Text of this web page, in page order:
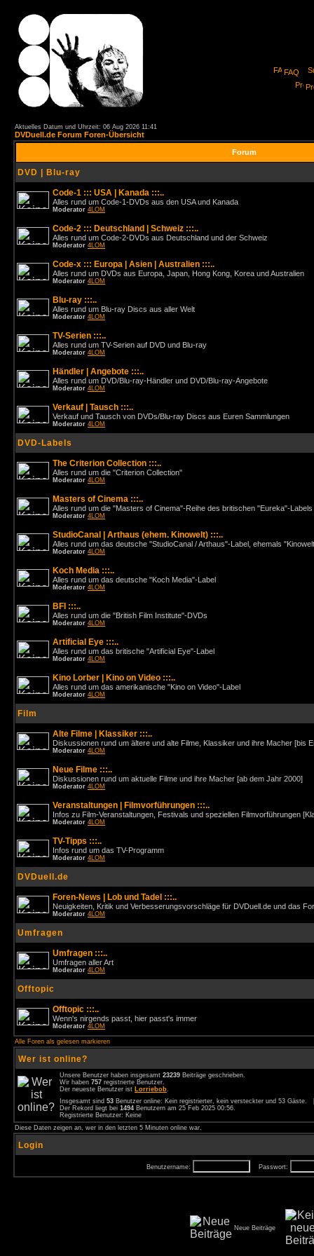
FAQ
Aktuelles Datum und Uhrzeit: 06 Aug 2026 11:41
DVDuell.de Forum Foren-Übersicht
Forum
DVD | Blu-ray
Code-1 ::: USA | Kanada :::..
Alles rund um Code-1-DVDs aus den USA und Kanada
Moderator 4LOM
Code-2 ::: Deutschland | Schweiz :::..
Alles rund um Code-2-DVDs aus Deutschland und der Schweiz
Moderator 4LOM
Code-x ::: Europa | Asien | Australien :::..
Alles rund um DVDs aus Europa, Japan, Hong Kong, Korea und Australien
Moderator 4LOM
Blu-ray :::..
Alles rund um Blu-ray Discs aus aller Welt
Moderator 4LOM
TV-Serien :::..
Alles rund um TV-Serien auf DVD und Blu-ray
Moderator 4LOM
Händler | Angebote :::..
Alles rund um DVD/Blu-ray-Händler und DVD/Blu-ray-Angebote
Moderator 4LOM
Verkauf | Tausch :::..
Verkauf und Tausch von DVDs/Blu-ray Discs aus Euren Sammlungen
Moderator 4LOM
DVD-Labels
The Criterion Collection :::..
Alles rund um die "Criterion Collection"
Moderator 4LOM
Masters of Cinema :::..
Alles rund um die "Masters of Cinema"-Reihe des britischen "Eureka"-Labels
Moderator 4LOM
StudioCanal | Arthaus (ehem. Kinowelt) :::..
Alles rund um das deutsche "StudioCanal / Arthaus"-Label, ehemals
Moderator 4LOM
Koch Media :::..
Alles rund um das deutsche "Koch Media"-Label
Moderator 4LOM
BFI :::..
Alles rund um die "British Film Institute"-DVDs
Moderator 4LOM
Artificial Eye :::..
Alles rund um das britische "Artificial Eye"-Label
Moderator 4LOM
Kino Lorber | Kino on Video :::..
Alles rund um das amerikanische "Kino on Video"-Label
Moderator 4LOM
Film
Alte Filme | Klassiker :::..
Diskussionen rund um ältere und alte Filme, Klassiker und ihre Macher [bis
Moderator 4LOM
Neue Filme :::..
Diskussionen rund um aktuelle Filme und ihre Macher [ab dem Jahr 2000]
Moderator 4LOM
Veranstaltungen | Filmvorführungen :::..
Infos zu Film-Veranstaltungen, Festivals und speziellen Filmvorführungen
Moderator 4LOM
TV-Tipps :::..
Infos rund um das TV-Programm
Moderator 4LOM
DVDuell.de
Foren-News | Lob und Tadel :::..
Neuigkeiten, Kritik und Verbesserungsvorschläge für DVDuell.de und das
Moderator 4LOM
Umfragen
Umfragen :::..
Umfragen aller Art
Moderator 4LOM
Offtopic
Offtopic :::..
Wenn's nirgends passt, hier passt's immer
Moderator 4LOM
Alle Foren als gelesen markieren
Wer ist online?
Unsere Benutzer haben insgesamt 23239 Beiträge geschrieben.
Wir haben 757 registrierte Benutzer.
Der neueste Benutzer ist Lorriebob.
Insgesamt sind 53 Benutzer online: Kein registrierter, kein versteckter und 53
Der Rekord liegt bei 1494 Benutzern am 25 Feb 2025 00:56.
Registrierte Benutzer: Keine
Diese Daten zeigen an, wer in den letzten 5 Minuten online war.
Login
Benutzername: Passwort:
Neue Beiträge